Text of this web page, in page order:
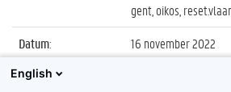
gent, oikos,
Datum:
16 november 2022
Identificatienummer
English